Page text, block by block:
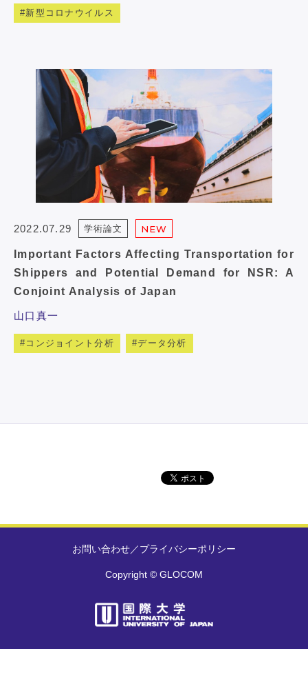
新型コロナウイルス
2022.07.29 学術論文 NEW
Important Factors Affecting Transportation for
Shippers and Potential Demand for NSR: A
Conjoint Analysis of Japan
山口真一
コンジョイント分析 データ分析
お問い合わせ／プライバシーポリシー
Copyright © GLOCOM